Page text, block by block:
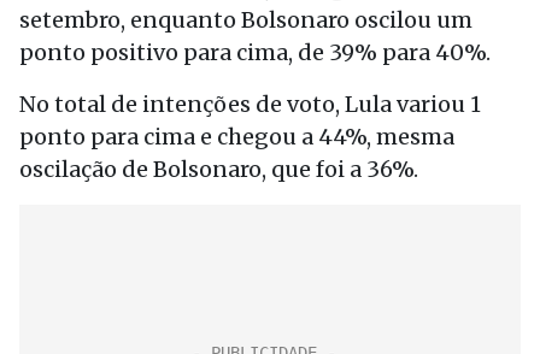
setembro, enquanto Bolsonaro oscilou um
ponto positivo para cima, de 39% para 40%.
No total de intenções de voto, Lula variou 1
ponto para cima e chegou a 44%, mesma
oscilação de Bolsonaro, que foi a 36%.